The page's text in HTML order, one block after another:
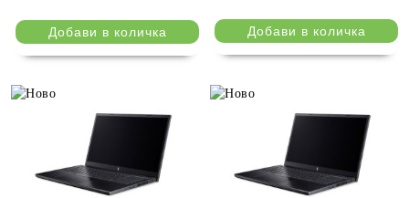
16GB DDR4 (1 Slot free),
512GB PCIe NVMe SSD,
NVIDIA GeForce RTX 5050
8GB GDDR7, Wi-Fi AX, BT
5.2, HD Cam, KB Backlight,
No OS, Obsid
16GB DDR4 (1 Slot free),
1TB PCIe NVMe SSD,
NVIDIA GeForce RTX 5060
8GB GDDR7, Wi-Fi AX, BT
5.2, HD Cam, KB Backlight,
No OS, Obsi